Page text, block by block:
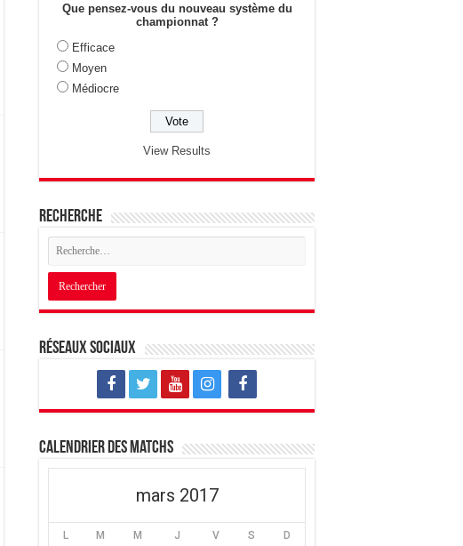
Que pensez-vous du nouveau système du
championnat ?
Efficace
Moyen
Médiocre
View Results
Recherche
Réseaux sociaux
Calendrier des matchs
mars 2017
L M M J V S D